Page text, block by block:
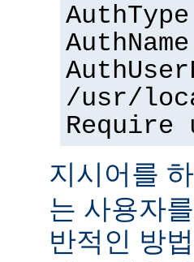
/usr/
Require
지시어를
는 사용자
반적인 방